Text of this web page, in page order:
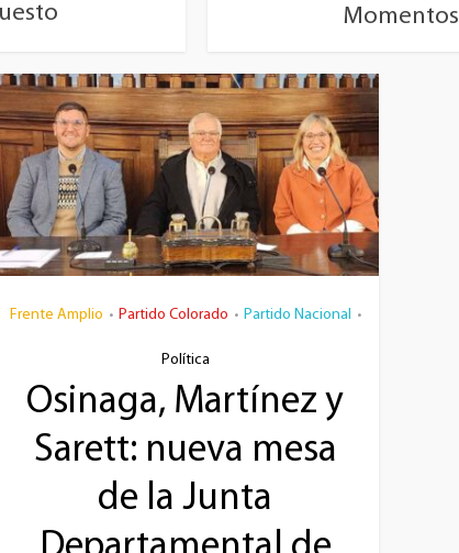
Momentos
Frente Amplio • Partido Colorado • Partido Nacional •
Política
Osinaga, Martínez y
Sarett: nueva mesa
de la Junta